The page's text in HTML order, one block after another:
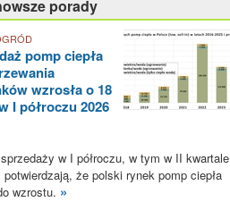
porady
pomp ciepła
wzrosła o 18
I półroczu 2026
w I półroczu, w tym w II kwartale
potwierdzają, że polski rynek pomp ciepła
wzrostu. »